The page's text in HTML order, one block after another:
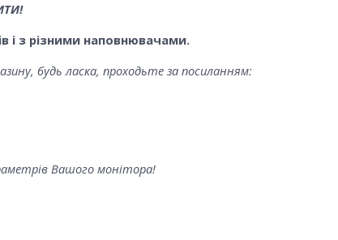
і з різними наповнювачами.
будь ласка, проходьте за посиланням:
Вашого монітора!